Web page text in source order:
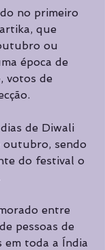
no primeiro
que
ou
época de
votos de
de Diwali
outubro, sendo
do festival o
entre
pessoas de
toda a Índia